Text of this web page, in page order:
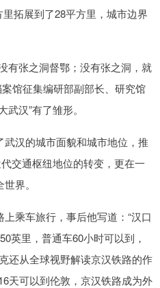
拓展到了28平方里，城市边界
有张之洞督鄂；没有张之洞，就
案馆征集编研部副部长、研究馆
汉”有了雏形。
汉的城市面貌和城市地位，推
交通枢纽地位的转变，更在一
界。
乘车旅行，事后他写道：“汉口
英里，普通车60小时可以到，
还从全球视野解读京汉铁路的作
天可以到伦敦，京汉铁路成为外